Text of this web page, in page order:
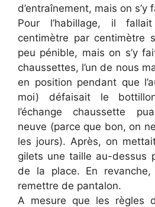
d’entraînement, mais on s’y
Pour l’habillage, il
centimètre par centimètre
peu pénible, mais on s’y
chaussettes, l’un de nous
en position pendant que
moi) défaisait le
l’échange chaussette
neuve (parce que bon, on
les jours). Après, on
gilets une taille au-dessus
de la place. En
remettre de pantalon.
A mesure que les règles